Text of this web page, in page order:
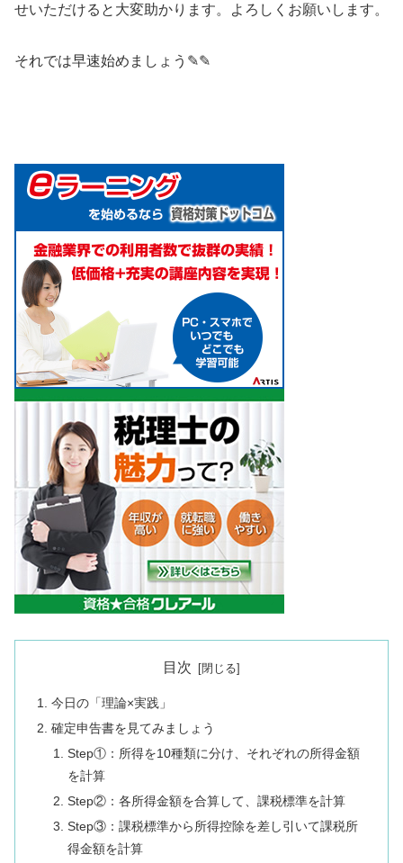
せいただけると大変助かります。よろしくお願いします。
それでは早速始めましょう✎✎
目次
今日の「理論×実践」
確定申告書を見てみましょう
Step①：所得を10種類に分け、それぞれの所得金額
を計算
Step②：各所得金額を合算して、課税標準を計算
Step③：課税標準から所得控除を差し引いて課税所
得金額を計算